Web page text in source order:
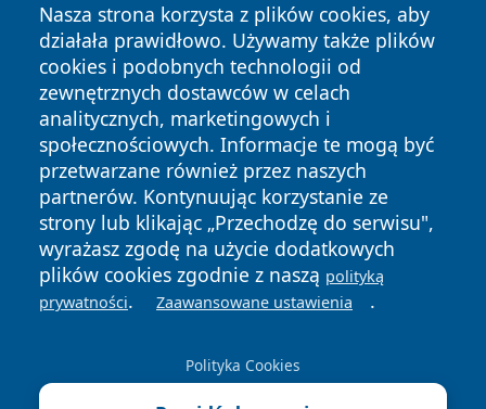
Nasza strona korzysta z plików cookies, aby
działała prawidłowo. Używamy także plików
cookies i podobnych technologii od
zewnętrznych dostawców w celach
analitycznych, marketingowych i
społecznościowych. Informacje te mogą być
przetwarzane również przez naszych
partnerów. Kontynuując korzystanie ze
strony lub klikając „Przechodzę do serwisu",
wyrażasz zgodę na użycie dodatkowych
plików cookies zgodnie z naszą polityką
prywatności. Zaawansowane ustawienia .
Polityka Cookies
Copyright © 2026 suwalkinews.pl Wszystkie prawa
zastrzeżone.
News Autorzy
Polityka
Prywatności
Polityka
Cookies